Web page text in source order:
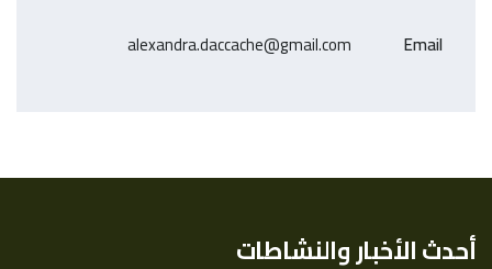
Email
alexandra.daccache@gmail.com
أحدث الأخبار والنشاطات